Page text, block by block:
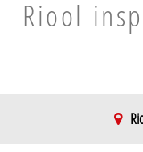
Riool